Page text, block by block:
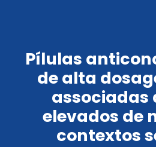
Pílulas
de alta
associadas
elevados de
contextos